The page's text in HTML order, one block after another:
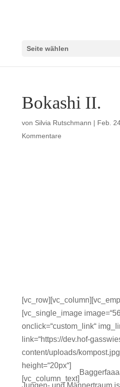
Seite wählen
Bokashi II.
von Silvia Rutschmann | Feb.
Kommentare
[vc_single_image
onclick=“custom_link“
link=“https://dev.hof-
content/uploads/
height=“20px“]
[vc_column_text]
Jungen- und Männertraum